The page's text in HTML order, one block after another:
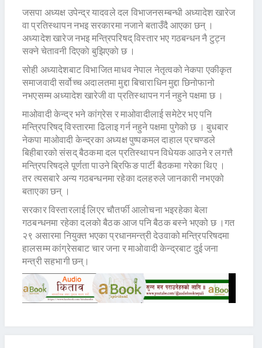
जसपा अध्यक्ष उपेन्द्र यादवले दल विभाजनसम्बन्धी अध्यादेश खारेज
वा प्रतिस्थापन नभइ सरकारमा नजाने बताउँदै आएका छन् ।
अध्यादेश खारेज नभइ मन्त्रिपरिषद् विस्तार भए गठबन्धन नै टुट्न
सक्ने चेतावनी दिएकाे बुझिएकाे छ ।
सोही अध्यादेशबाट विभाजित माधव नेपाल नेतृत्वको नेकपा एकीकृत
समाजवादी सर्वोच्च अदालतमा मुद्दा बिचाराधिन मुद्दा छिनोफानो
नभएसम्म अध्यादेश खारेजी वा प्रतिस्थापन गर्न नहुने पक्षमा छ ।
माओवादी केन्द्र भने कांग्रेस र माओवादीलाई समेटेर भए पनि
मन्त्रिपरिषद् विस्तारमा ढिलाइ गर्न नहुने पक्षमा पुगेको छ । बुधबार
नेकपा माओवादी केन्द्रका अध्यक्ष पुष्पकमल दाहाल प्रचण्डले
बिहीबारको संसद् बैठकमा दल प्रतिस्थापन विधेयक आउने र लगत्तै
मन्त्रिपरिषद्ले पूर्णता पाउने ब्रिफिङ पार्टी बैठकमा गरेका थिए ।
तर त्यसबारे अन्य गठबन्धनमा रहेका दलहरुले जानकारी नभएको
बताएका छन् ।
सरकार विस्तारलाई लिएर चौतर्फी आलोचना भइरहेका बेला
गठबन्धनमा रहेका दलकाे बैठक आज पनि बैठक बस्ने भएको छ ।गत
२९ असारमा नियुक्त भएका प्रधानमन्त्री देउवाको मन्त्रिपरिषदमा
हालसम्म कांग्रेसबाट चार जना र माओवादी केन्द्रबाट दुई जना
मन्त्री सहभागी छन्।